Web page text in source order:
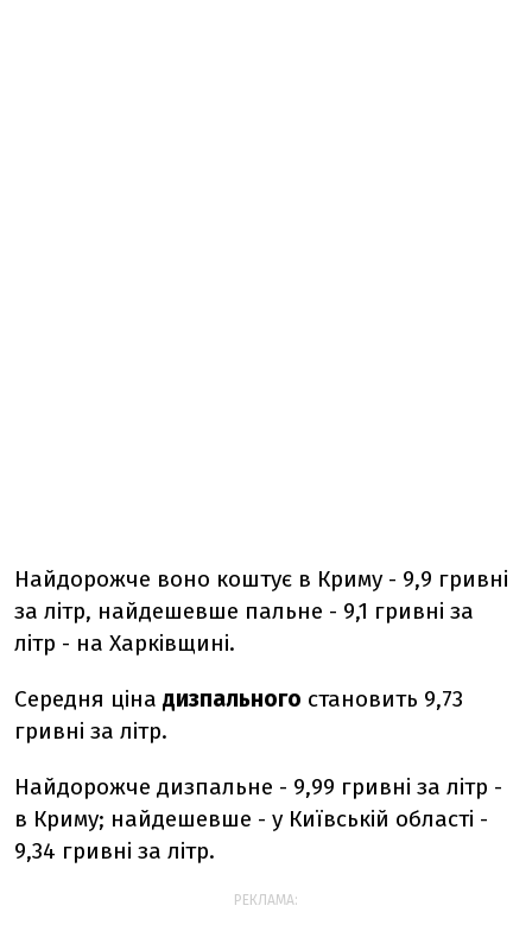
Найдорожче воно коштує в Криму - 9,9 гривні
за літр, найдешевше пальне - 9,1 гривні за
літр - на Харківщині.
Середня ціна дизпального становить 9,73
гривні за літр.
Найдорожче дизпальне - 9,99 гривні за літр -
в Криму; найдешевше - у Київській області -
9,34 гривні за літр.
РЕКЛАМА: